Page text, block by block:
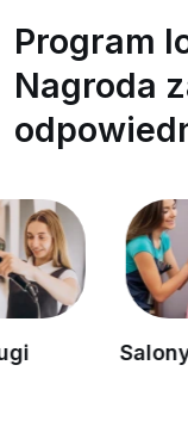
Program
Nagroda
Salony